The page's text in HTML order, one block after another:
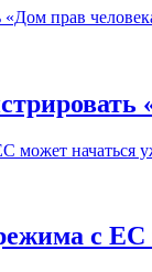
с ЕС